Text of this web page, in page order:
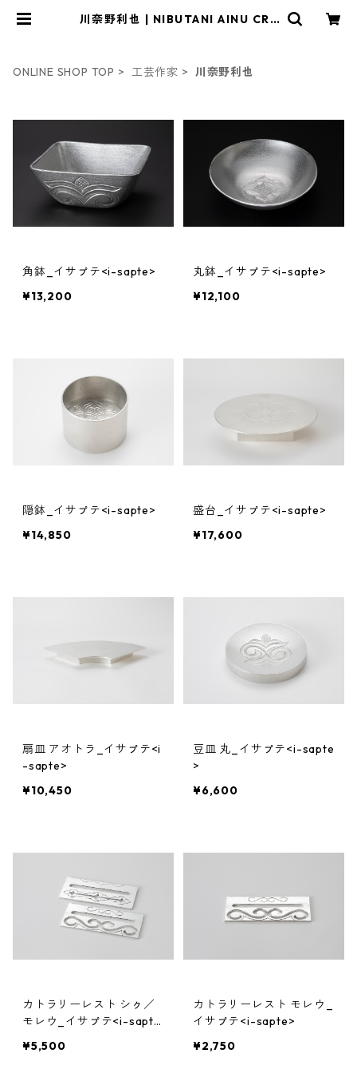
川奈野利也 | NIBUTANI AINU CRA
ONLINE SHOP TOP
工芸作家 川奈野利也
角鉢_イサㇷ゚テ<i-sapte>
¥13,200
丸鉢_イサㇷ゚テ<i-sapte>
¥12,100
隠鉢_イサㇷ゚テ<i-sapte>
¥14,850
盛台_イサㇷ゚テ<i-sapte>
¥17,600
扇皿 アオトラ_イサㇷ゚テ<i
-sapte>
¥10,450
豆皿 丸_イサㇷ゚テ<i-sapte
>
¥6,600
カトラリーレスト シㇰ／
モレウ_イサㇷ゚テ<i-sapte
¥5,500
カトラリーレスト モレウ_
イサㇷ゚テ<i-sapte>
¥2,750